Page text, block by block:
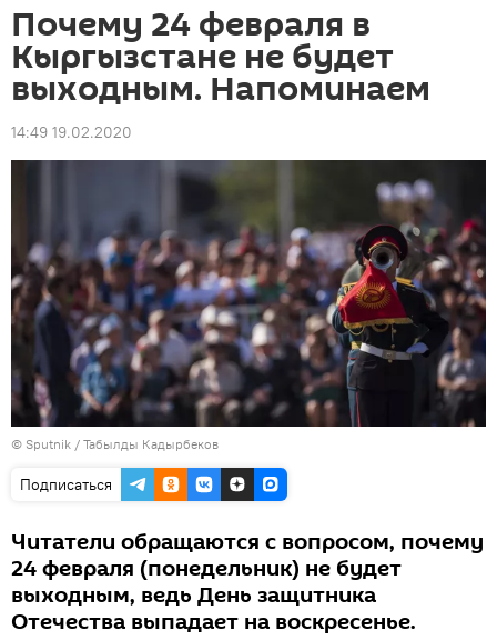
Почему 24 февраля в
Кыргызстане не будет
выходным. Напоминаем
14:49 19.02.2020
© Sputnik / Табылды Кадырбеков
Подписаться
Читатели обращаются с вопросом, почему
24 февраля (понедельник) не будет
выходным, ведь День защитника
Отечества выпадает на воскресенье.